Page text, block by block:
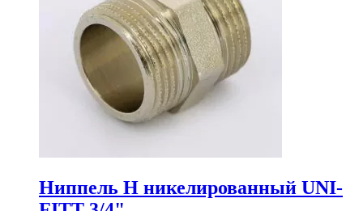
Ниппель Н никелированный UNI-